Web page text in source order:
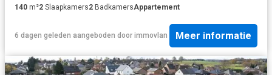
140 m²2 Slaapkamers2 BadkamersAppartement
6 dagen geleden aangeboden door immovlan Meer informatie